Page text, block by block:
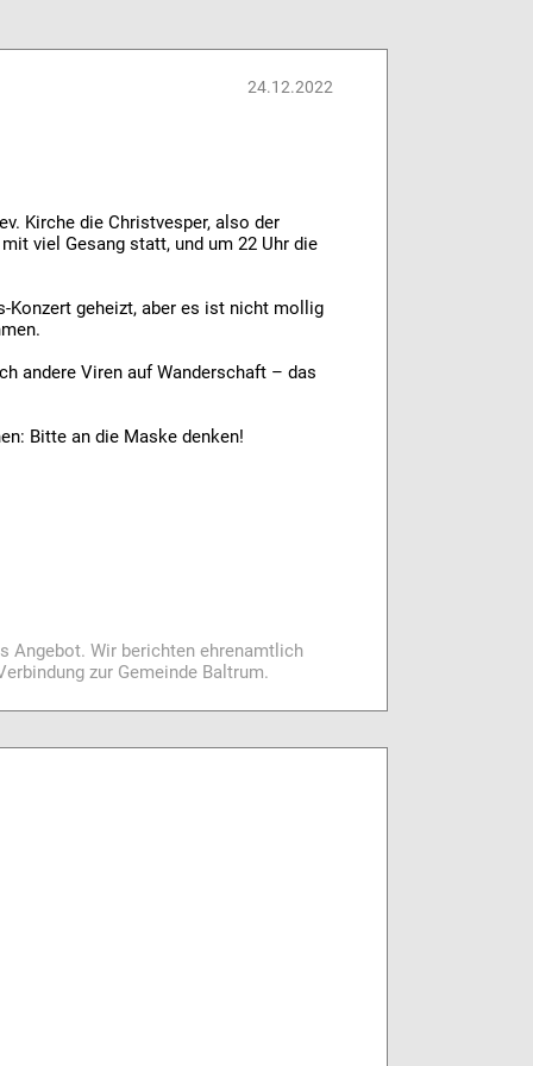
24.12.2022
Kirche die Christvesper, also der
viel Gesang statt, und um 22 Uhr die
Konzert geheizt, aber es ist nicht mollig
andere Viren auf Wanderschaft – das
Bitte an die Maske denken!
Angebot. Wir berichten ehrenamtlich
zur Gemeinde Baltrum.